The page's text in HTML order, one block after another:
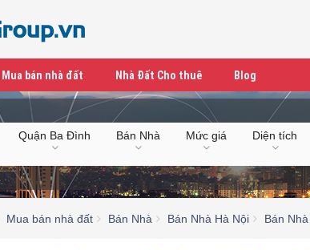
Mua bán nhà đất Nhà Đất Cho thuê Blog
Quận Ba Đình Bán Nhà Mức giá Diện tích
Mua bán nhà đất Bán Nhà Bán Nhà Hà Nội Bán